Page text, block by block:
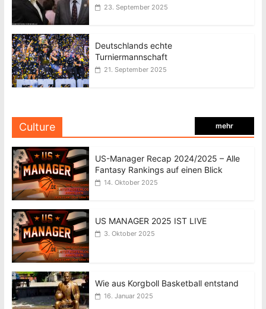
23. September 2025
Deutschlands echte
Turniermannschaft
21. September 2025
Culture mehr
US-Manager Recap 2024/2025 – Alle
Fantasy Rankings auf einen Blick
14. Oktober 2025
US MANAGER 2025 IST LIVE
3. Oktober 2025
Wie aus Korgboll Basketball entstand
16. Januar 2025